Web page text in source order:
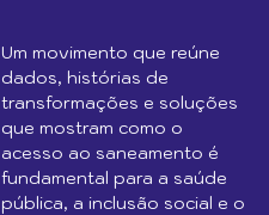
Um movimento que reúne
dados, histórias de
transformações e soluções
que mostram como o
acesso ao saneamento é
fundamental para a saúde
pública, a inclusão social e o